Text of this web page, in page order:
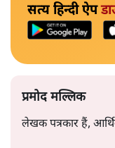
सत्य हिन्दी ऐप
प्रमोद मल्लिक
लेखक पत्रकार हैं,